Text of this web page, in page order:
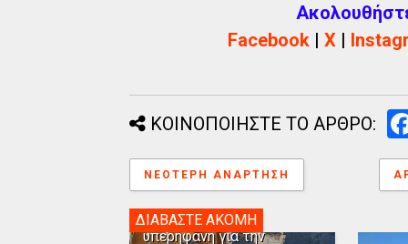
Facebook| X|
ΚΟΙΝΟΠΟΙΗΣΤΕ ΤΟ ΑΡΘΡΟ:
ΝΕΌΤΕΡΗ ΑΝΆΡΤΗΣΗ
ΔΙΑΒΑΣΤΕ ΑΚΟΜΗ
Η Αλεξανδρούπολη
υπερήφανη για την